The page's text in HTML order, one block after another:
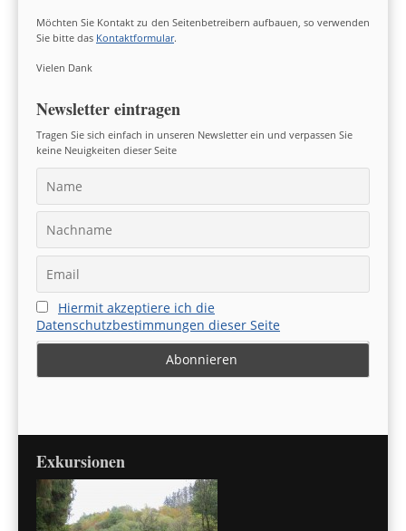
Möchten Sie Kontakt zu den Seitenbetreibern aufbauen, so verwenden
Sie bitte das Kontaktformular.
Vielen Dank
Newsletter eintragen
Tragen Sie sich einfach in unseren Newsletter ein und verpassen Sie
keine Neuigkeiten dieser Seite
Hiermit akzeptiere ich die
Datenschutzbestimmungen dieser Seite
Exkursionen